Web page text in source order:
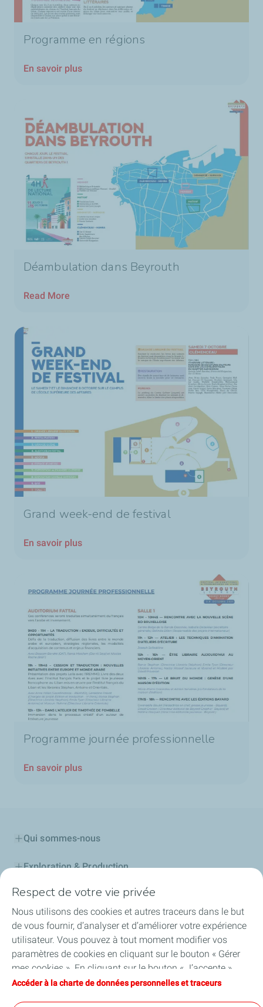
Programme en régions
En savoir plus
Déambulation dans Beyrouth
Read More
Grand week-end de festival
En savoir plus
Programme journée professionnelle
En savoir plus
Qui sommes-nous
Exploration & Production
Stations Service
Lubrifiants Automobiles
Professionnels
TotalEnergies DAFA
Respect de votre vie privée
Nous utilisons des cookies et autres traceurs dans le but
de vous fournir, d’analyser et d’améliorer votre expérience
utilisateur. Vous pouvez à tout moment modifier vos
paramètres de cookies en cliquant sur le bouton « Gérer
mes cookies ». En cliquant sur le bouton « J’accepte »,
vous acceptez le dépôt de l’ensemble des cookies. Dans le
Accéder à la charte de données personnelles et traceurs